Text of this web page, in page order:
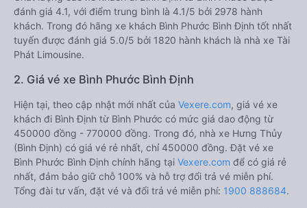
đánh giá 4.1, với điểm trung bình là 4.1/5 bởi 2978 hành
khách. Trong đó hãng xe khách Bình Phước Bình Định tốt nhất
tuyến được đánh giá 5.0/5 bởi 1820 hành khách là nhà xe Tài
Phát Limousine.
2. Giá vé xe Bình Phước Bình Định
Hiện tại, theo cập nhật mới nhất của Vexere.com, giá vé xe
khách đi Bình Định từ Bình Phước có mức giá dao động từ
450000 đồng - 770000 đồng. Trong đó, nhà xe Hưng Thủy
(Bình Định) có giá vé rẻ nhất, chỉ 450000 đồng. Đặt vé xe
Bình Phước Bình Định chính hãng tại Vexere.com để có giá rẻ
nhất, đảm bảo giữ chỗ 100% và hỗ trợ đổi trả vé miễn phí.
Tổng đài tư vấn, đặt vé và đổi trả vé miễn phí: 1900 888684.